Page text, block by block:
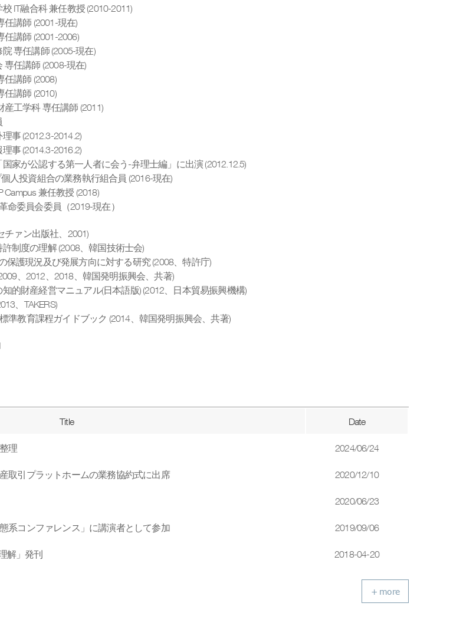
IT融合科 兼任教授 (2010-2011)
講師 (2001-現在)
講師 (2001-2006)
専任講師 (2005-現在)
任講師 (2008-現在)
任講師 (2008)
任講師 (2010)
産工学科 専任講師 (2011)
事 (2012.3-2014.2)
事 (2014.3-2016.2)
家が公認する第一人者に会う-弁理士編」に出演 (2012.12.5)
人投資組合の業務執行組合員 (2016-現在)
Campus 兼任教授 (2018)
命委員会委員（2019-現在）
チァン出版社、2001)
制度の理解 (2008、韓国技術士会)
保護現況及び発展方向に対する研究 (2008、特許庁)
、2012、2018、韓国発明振興会、共著)
的財産経営マニュアル(日本語版) (2012、日本貿易振興機構)
、TAKERS)
準教育課程ガイドブック (2014、韓国発明振興会、共著)
Title Date
理 2024/06/24
取引プラットホームの業務協約式に出席 2020/12/10
2020/06/23
系コンファレンス」に講演者として参加 2019/09/06
解」発刊 2018-04-20
+ more